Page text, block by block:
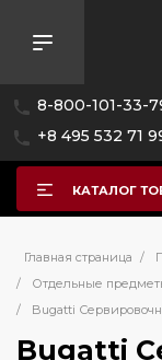
8-800-101-33-
+8 495 532 71
КАТАЛОГ
Главная страница /
/
Отдельные
/
Bugatti
Bugatti